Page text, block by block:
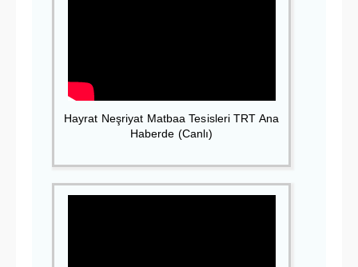
Hayrat Neşriyat Matbaa Tesisleri TRT Ana
Haberde (Canlı)